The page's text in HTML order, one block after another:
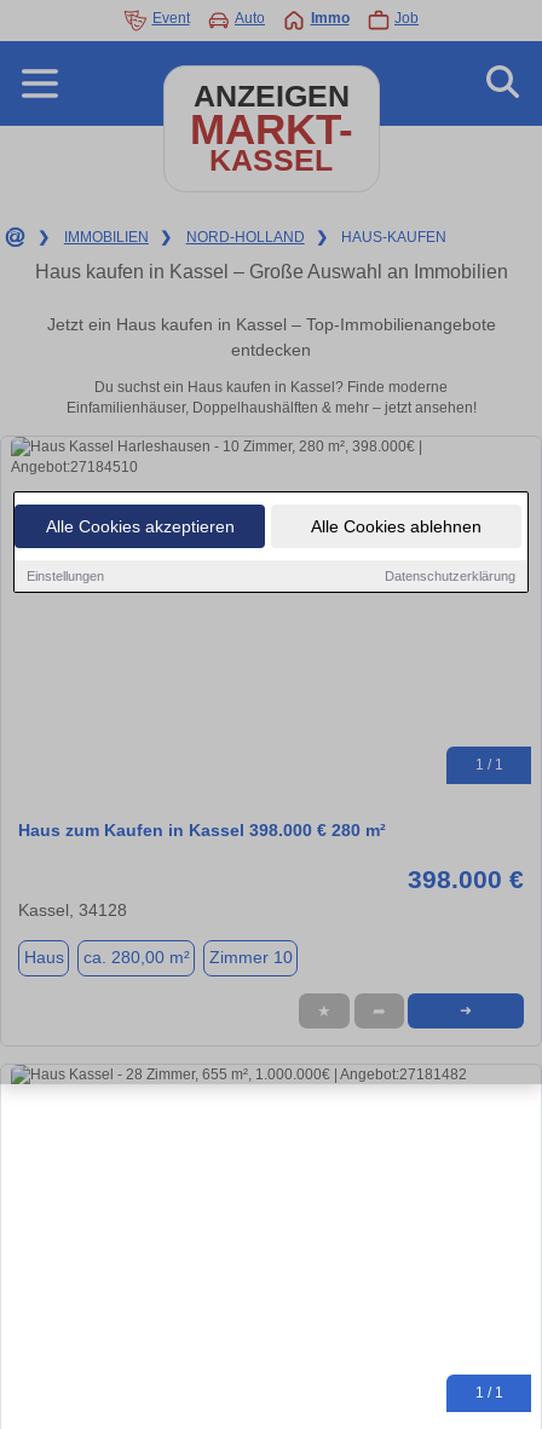
Alle Cookies akzeptieren Alle Cookies ablehnen
Einstellungen Datenschutzerklärung
Event Auto Immo Job
ANZEIGEN
MARKT-
KASSEL
❯ IMMOBILIEN ❯ NORD-HOLLAND ❯ HAUS-KAUFEN
Haus kaufen in Kassel – Große Auswahl an Immobilien
Jetzt ein Haus kaufen in Kassel – Top-Immobilienangebote
entdecken
Du suchst ein Haus kaufen in Kassel? Finde moderne
Einfamilienhäuser, Doppelhaushälften & mehr – jetzt ansehen!
1 / 1
Haus zum Kaufen in Kassel 398.000 € 280 m²
398.000 €
Kassel, 34128
Haus ca. 280,00 m² Zimmer 10
★ ➦ ➜
1 / 1